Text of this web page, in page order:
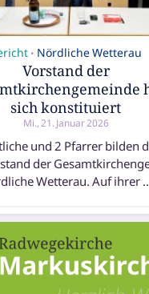
• Nördliche Wetterau
Vorstand der
sich konstituiert
Mi., 21. Januar 2026
und 2 Pfarrer bilden
der
Wetterau. Auf ihrer